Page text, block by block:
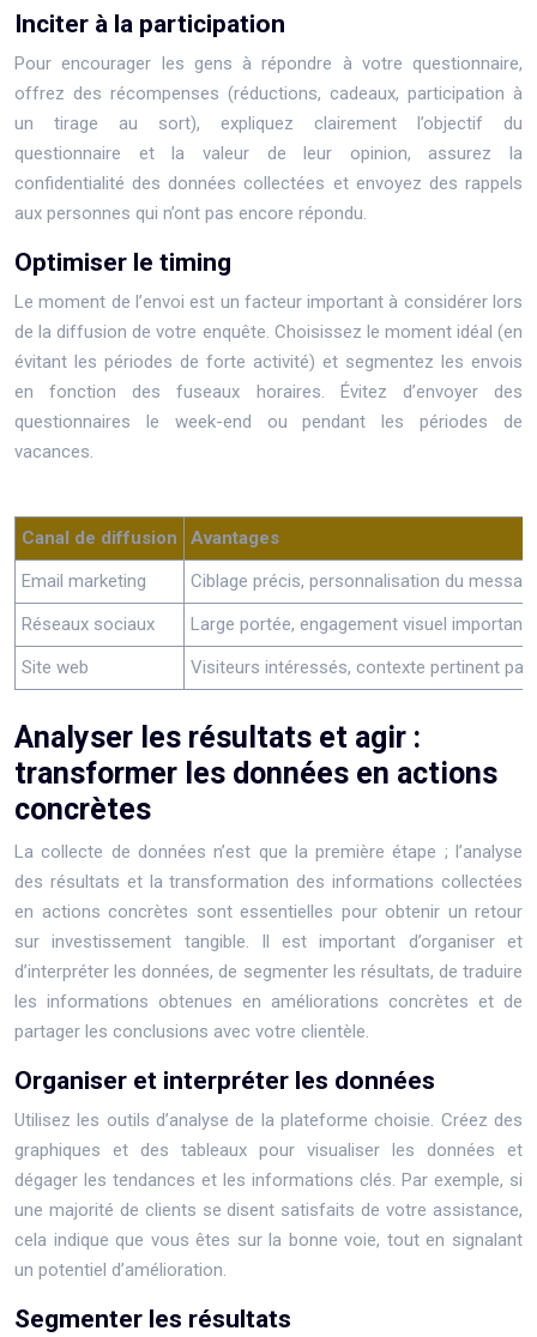
Inciter à la participation
Pour encourager les gens à répondre à votre questionnaire,
offrez des récompenses (réductions, cadeaux, participation à
un tirage au sort), expliquez clairement l’objectif du
questionnaire et la valeur de leur opinion, assurez la
confidentialité des données collectées et envoyez des rappels
aux personnes qui n’ont pas encore répondu.
Optimiser le timing
Le moment de l’envoi est un facteur important à considérer lors
de la diffusion de votre enquête. Choisissez le moment idéal (en
évitant les périodes de forte activité) et segmentez les envois
en fonction des fuseaux horaires. Évitez d’envoyer des
questionnaires le week-end ou pendant les périodes de
vacances.
Canal de diffusion
Avantages
Email marketing
Ciblage précis, personnalisation du
Réseaux sociaux
Large portée, engagement visuel important
Site web
Visiteurs intéressés, contexte pertinent
Analyser les résultats et agir :
transformer les données en actions
concrètes
La collecte de données n’est que la première étape ; l’analyse
des résultats et la transformation des informations collectées
en actions concrètes sont essentielles pour obtenir un retour
sur investissement tangible. Il est important d’organiser et
d’interpréter les données, de segmenter les résultats, de traduire
les informations obtenues en améliorations concrètes et de
partager les conclusions avec votre clientèle.
Organiser et interpréter les données
Utilisez les outils d’analyse de la plateforme choisie. Créez des
graphiques et des tableaux pour visualiser les données et
dégager les tendances et les informations clés. Par exemple, si
une majorité de clients se disent satisfaits de votre assistance,
cela indique que vous êtes sur la bonne voie, tout en signalant
un potentiel d’amélioration.
Segmenter les résultats